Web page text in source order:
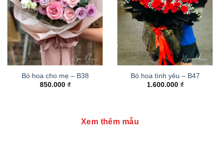
Bó hoa cho mẹ – B38
850.000 ₫
Bó hoa tình yêu – B47
1.600.000 ₫
Xem thêm mẫu